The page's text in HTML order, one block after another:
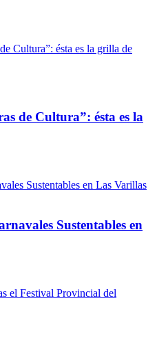
de Cultura”: ésta es la
Sustentables en